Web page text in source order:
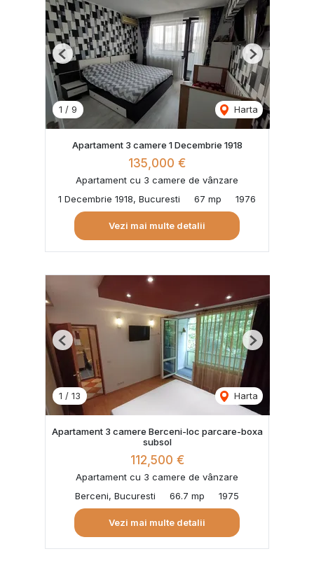
1 / 9 Harta
Previous Next
Apartament 3 camere 1 Decembrie 1918
135,000 €
Apartament cu 3 camere de vânzare
1 Decembrie 1918, Bucuresti
67 mp 1976
Vezi mai multe detalii
1 / 13 Harta
Previous Next
Apartament 3 camere Berceni-loc parcare-boxa
subsol
112,500 €
Apartament cu 3 camere de vânzare
Berceni, Bucuresti
66.7 mp 1975
Vezi mai multe detalii